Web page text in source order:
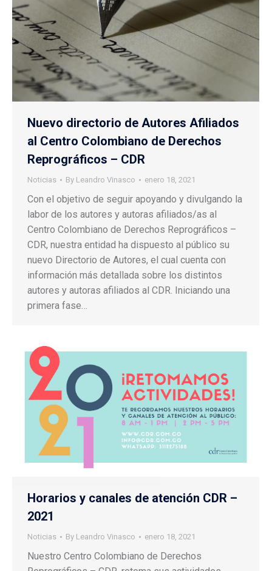
Nuevo directorio de Autores Afiliados
al Centro Colombiano de Derechos
Reprográficos – CDR
Noticias By Leandro Vinasco enero 18, 2021
Con el objetivo de seguir apoyando y divulgando la
labor de los autores y autoras afiliados/as al
Centro Colombiano de Derechos Reprográficos –
CDR, nuestra entidad ha dispuesto al público su
nuevo Directorio de Autores, el cual cuenta con
información más detallada sobre los distintos
autores y autoras afiliados al CDR. Iniciando una
primera fase…
Horarios y canales de atención CDR –
2021
Noticias By Leandro Vinasco enero 18, 2021
Nuestro Centro Colombiano de Derechos